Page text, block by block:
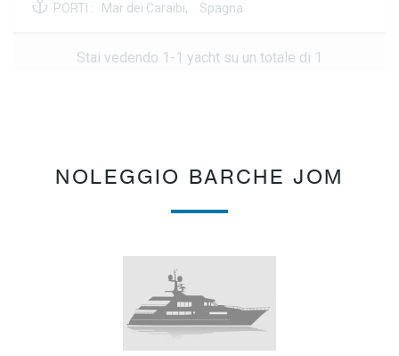
PORTI : Mar dei Caraibi, Spagna
Stai vedendo 1-1 yacht su un totale di 1
NOLEGGIO BARCHE JOM